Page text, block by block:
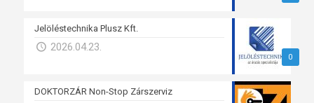
0
Jelöléstechnika Plusz Kft.
2026.04.23.
DOKTORZÁR Non-Stop Zárszerviz